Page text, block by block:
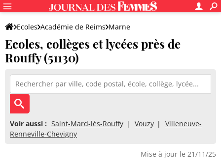
Ecoles Académie de Reims Marne
Ecoles, collèges et lycées près de
Rouffy (51130)
Voir aussi : Saint-Mard-lès-Rouffy Vouzy
Villeneuve-
Renneville-Chevigny
Mise à jour le 21/11/25